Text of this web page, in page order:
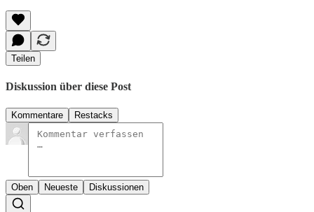
Teilen
Diskussion über diese Post
Kommentare Restacks
Oben Neueste Diskussionen